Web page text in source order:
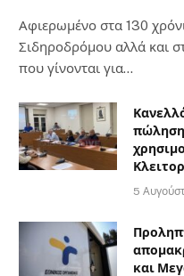
Αφιερωμένο στα 130
Σιδηροδρόμου αλλά και
που γίνονται για…
πώληση
5
και